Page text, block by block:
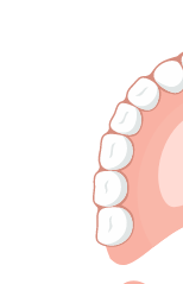
2018
2018 -
Zoom
зубов